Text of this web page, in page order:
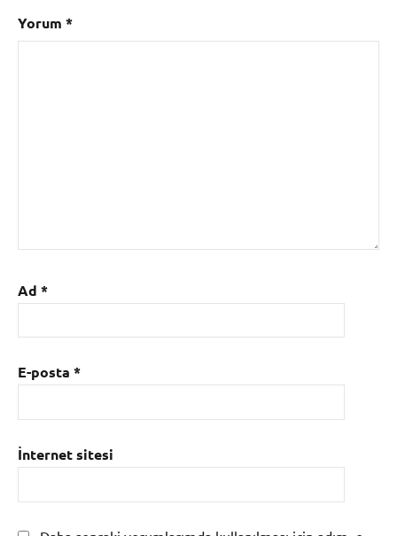
Yorum *
Ad *
E-posta *
İnternet sitesi